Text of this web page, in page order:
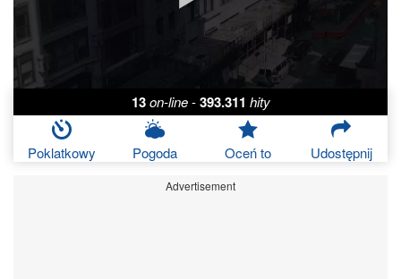
13 on-line - 393.311 hity
Poklatkowy Pogoda Oceń to Udostępnij
Advertisement